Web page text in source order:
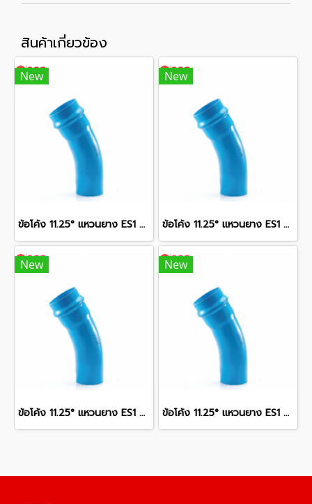
สินค้าเกี่ยวข้อง
New
ข้อโค้ง 11.25° แหวนยาง ES1 SCG ขนาด 300 มม. (12 นิ้ว ) ชั้น 13.5
New
ข้อโค้ง 11.25° แหวนยาง ES1 SCG ขนาด 250 มม. (10 นิ้ว ) ชั้น 13.5
New
ข้อโค้ง 11.25° แหวนยาง ES1 SCG ขนาด 400 มม. (16 นิ้ว ) ชั้น 13.5
New
ข้อโค้ง 11.25° แหวนยาง ES1 SCG ขนาด 350 มม. (14 นิ้ว ) ชั้น 13.5